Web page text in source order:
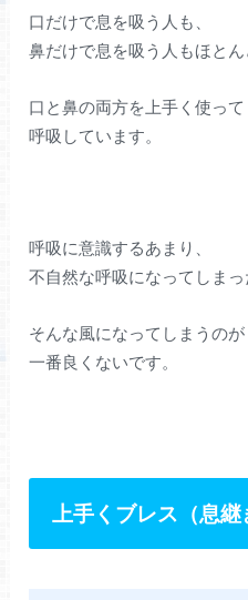
口だけで息を吸う人も、
鼻だけで息を吸う人もほとん
口と鼻の両方を上手く使って
呼吸しています。
呼吸に意識するあまり、
不自然な呼吸になってしまっ
そんな風になってしまうのが
一番良くないです。
上手くブレス（息継